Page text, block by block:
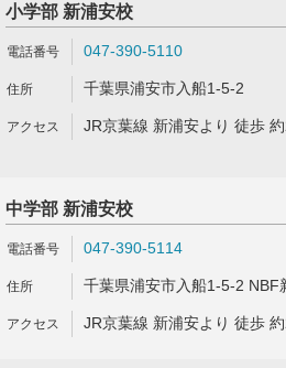
小学部 新浦安校
047-390-5110
千葉県浦安市入船1-5-2
JR京葉線 新浦安より 徒歩
中学部 新浦安校
047-390-5114
千葉県浦安市入船1-5-2 NBF
JR京葉線 新浦安より 徒歩